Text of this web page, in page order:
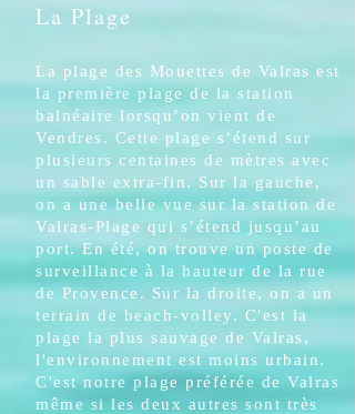
La Plage
La plage des Mouettes de Valras est
la première plage de la station
balnéaire lorsqu’on vient de
Vendres. Cette plage s’étend sur
plusieurs centaines de mètres avec
un sable extra-fin. Sur la gauche,
on a une belle vue sur la station de
Valras-Plage qui s’étend jusqu’au
port. En été, on trouve un poste de
surveillance à la hauteur de la rue
de Provence. Sur la droite, on a un
terrain de beach-volley. C'est la
plage la plus sauvage de Valras,
l'environnement est moins urbain.
C'est notre plage préférée de Valras
même si les deux autres sont très